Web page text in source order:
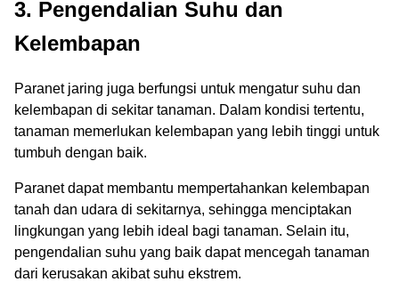
3. Pengendalian Suhu dan
Kelembapan
Paranet jaring juga berfungsi untuk mengatur suhu dan
kelembapan di sekitar tanaman. Dalam kondisi tertentu,
tanaman memerlukan kelembapan yang lebih tinggi untuk
tumbuh dengan baik.
Paranet dapat membantu mempertahankan kelembapan
tanah dan udara di sekitarnya, sehingga menciptakan
lingkungan yang lebih ideal bagi tanaman. Selain itu,
pengendalian suhu yang baik dapat mencegah tanaman
dari kerusakan akibat suhu ekstrem.